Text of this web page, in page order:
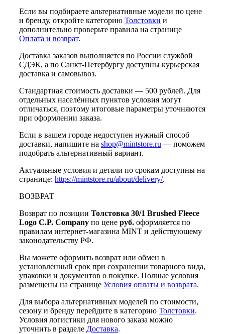
Если вы подбираете альтернативные модели по цене
и бренду, откройте категорию Толстовки и
дополнительно проверьте правила на странице
Оплата и возврат.
Доставка заказов выполняется по России службой
СДЭК, а по Санкт-Петербургу доступны курьерская
доставка и самовывоз.
Стандартная стоимость доставки — 500 рублей. Для
отдельных населённых пунктов условия могут
отличаться, поэтому итоговые параметры уточняются
при оформлении заказа.
Если в вашем городе недоступен нужный способ
доставки, напишите на shop@mintstore.ru — поможем
подобрать альтернативный вариант.
Актуальные условия и детали по срокам доступны на
странице: https://mintstore.ru/about/delivery/.
ВОЗВРАТ
Возврат по позиции Толстовка 30/1 Brushed Fleece
Logo C.P. Company по цене руб. оформляется по
правилам интернет-магазина MINT и действующему
законодательству РФ.
Вы можете оформить возврат или обмен в
установленный срок при сохранении товарного вида,
упаковки и документов о покупке. Полные условия
размещены на странице Условия оплаты и возврата.
Для выбора альтернативных моделей по стоимости,
сезону и бренду перейдите в категорию Толстовки.
Условия логистики для нового заказа можно
уточнить в разделе Доставка.